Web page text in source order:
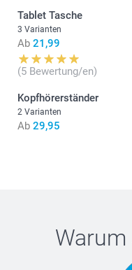
Tablet Tasche
3 Varianten
Ab 21,99
(5 Bewertung/en)
Kopfhörerständer
2 Varianten
Ab 29,95
Warum